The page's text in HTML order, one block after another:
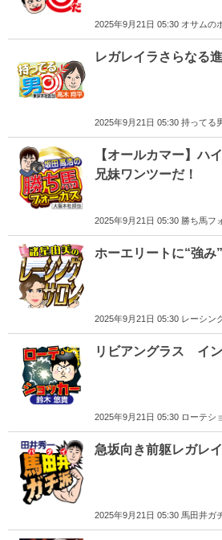
2025年9月21日 05:30 オサムの
レガレイラさらなる
2025年9月21日 05:30 持ってる
【オールカマー】ハ
兄妹ワンツーだ！
2025年9月21日 05:30 勝ち馬フ
ホーエリートに“強み”
2025年9月21日 05:30 レーシン
リビアングラス イ
2025年9月21日 05:30 ローテシ
急坂向き前躯レガレ
2025年9月21日 05:30 馬田井ガ